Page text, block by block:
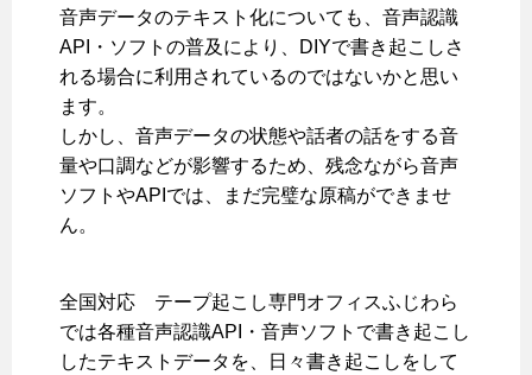
音声データのテキスト化についても、音声認識
API・ソフトの普及により、DIYで書き起こしさ
れる場合に利用されているのではないかと思い
ます。
しかし、音声データの状態や話者の話をする音
量や口調などが影響するため、残念ながら音声
ソフトやAPIでは、まだ完璧な原稿ができませ
ん。
全国対応 テープ起こし専門オフィスふじわら
では各種音声認識API・音声ソフトで書き起こし
したテキストデータを、日々書き起こしをして